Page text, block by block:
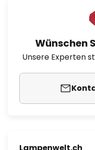
Wünschen
Unsere Experten